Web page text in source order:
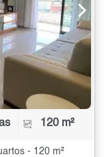
120 m²
- 120 m²